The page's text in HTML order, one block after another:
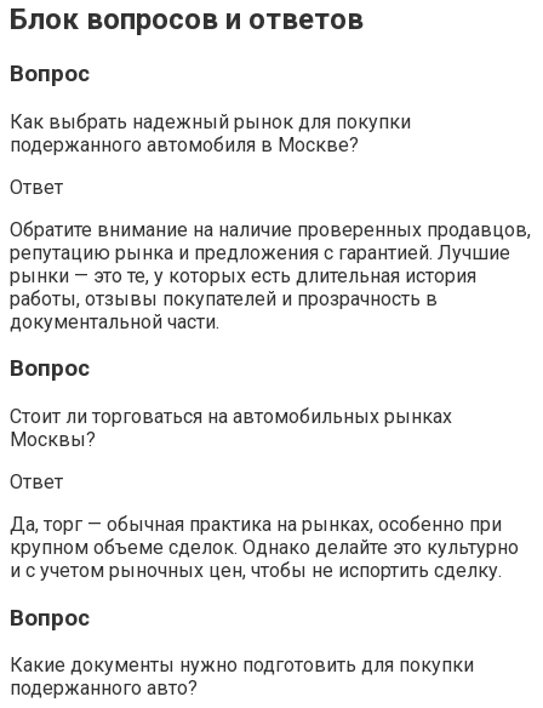
Блок вопросов и ответов
Вопрос
Как выбрать надежный рынок для покупки
подержанного автомобиля в Москве?
Ответ
Обратите внимание на наличие проверенных продавцов,
репутацию рынка и предложения с гарантией. Лучшие
рынки — это те, у которых есть длительная история
работы, отзывы покупателей и прозрачность в
документальной части.
Вопрос
Стоит ли торговаться на автомобильных рынках
Москвы?
Ответ
Да, торг — обычная практика на рынках, особенно при
крупном объеме сделок. Однако делайте это культурно
и с учетом рыночных цен, чтобы не испортить сделку.
Вопрос
Какие документы нужно подготовить для покупки
подержанного авто?